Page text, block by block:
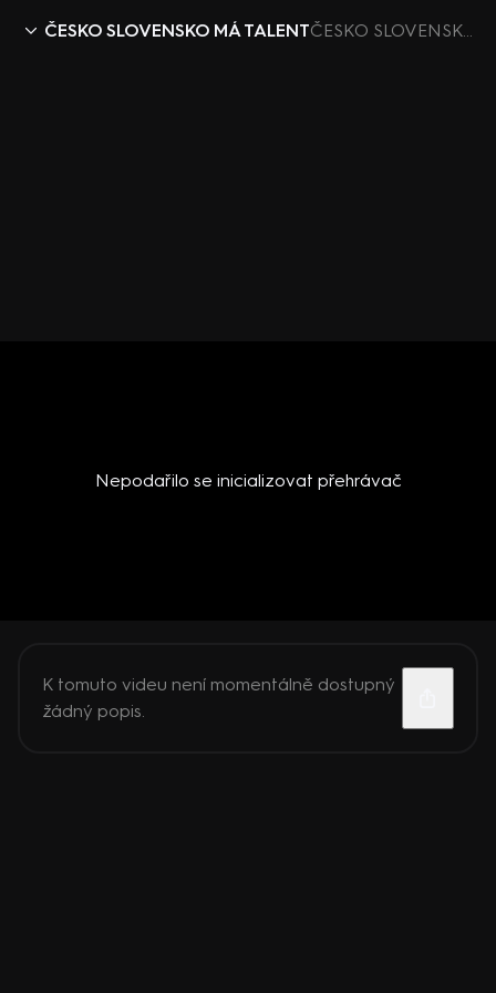
ČESKO SLOVENSKO MÁ TALENT ČESKO SLOVENSKO MÁ TALENT IX (5) – Rom Star Vyškov
Nepodařilo se inicializovat přehrávač
K tomuto videu není momentálně dostupný
žádný popis.